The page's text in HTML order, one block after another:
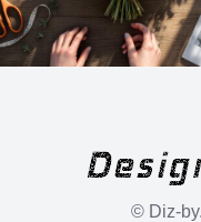
© Diz-